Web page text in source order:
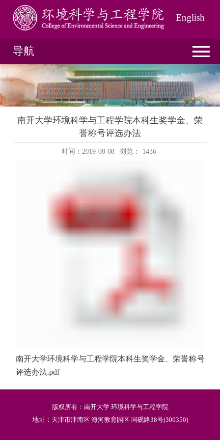
English
导航
南开大学环境科学与工程学院本科生奖学金、荣
誉称号评选办法
时间：2019-08-08 浏览： 1436
南开大学环境科学与工程学院本科生奖学金、荣誉称号
评选办法.pdf
版权所有：南开大学 环境科学与工程学院
地址：天津市津南区 海河教育园区 同砚路38号(300350)